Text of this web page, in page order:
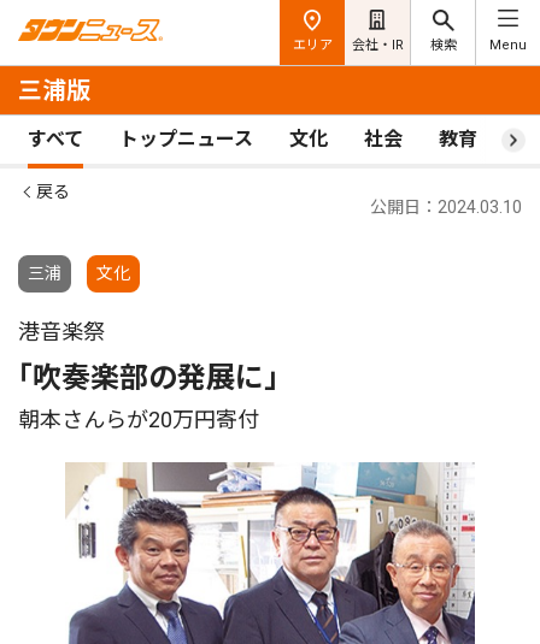
エリア 会社・IR 検索 Menu
三浦版
すべて トップニュース 文化 社会 教育 ス
戻る
三浦 文化
公開日：2024.03.10
港音楽祭
｢吹奏楽部の発展に｣
朝本さんらが20万円寄付